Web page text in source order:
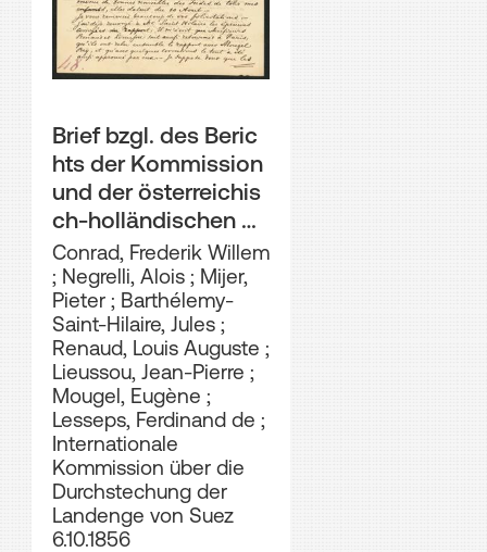
Brief bzgl. des Beric
hts der Kommission
und der österreichis
ch-holländischen K
ooperation
Conrad, Frederik Willem
; Negrelli, Alois; Mijer,
Pieter; Barthélemy-
Saint-Hilaire, Jules;
Renaud, Louis Auguste ;
Lieussou, Jean-Pierre ;
Mougel, Eugène ;
Lesseps, Ferdinand de ;
Internationale
Kommission über die
Durchstechung der
Landenge von Suez
6.10.1856